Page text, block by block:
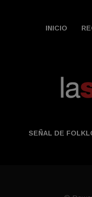
INICIO
SEÑAL DE